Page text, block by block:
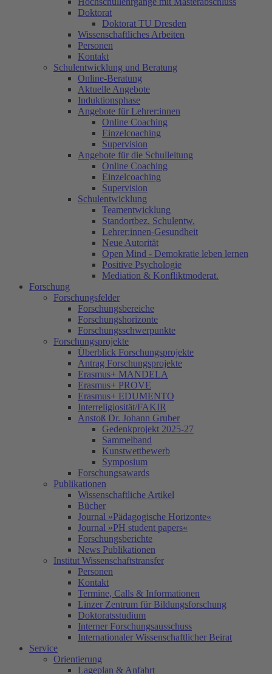
Doktorat
Doktorat TU Dresden
Wissenschaftliches Arbeiten
Personen
Kontakt
Schulentwicklung und Beratung
Online-Beratung
Aktuelle Angebote
Induktionsphase
Angebote für Lehrer:innen
Online Coaching
Einzelcoaching
Supervision
Angebote für die Schulleitung
Online Coaching
Einzelcoaching
Supervision
Schulentwicklung
Teamentwicklung
Standortbez. Schulentw.
Lehrer:innen-Gesundheit
Neue Autorität
Open Mind - Demokratie leben lernen
Positive Psychologie
Mediation & Konfliktmoderat.
Forschung
Forschungsfelder
Forschungsbereiche
Forschungshorizonte
Forschungsschwerpunkte
Forschungsprojekte
Überblick Forschungsprojekte
Antrag Forschungsprojekte
Erasmus+ MANDELA
Erasmus+ PROVE
Erasmus+ EDUMENTO
Interreligiosität/FAKIR
Anstoß Dr. Johann Gruber
Gedenkprojekt 2025-27
Sammelband
Kunstwettbewerb
Symposium
Forschungsawards
Publikationen
Wissenschaftliche Artikel
Bücher
Journal »Pädagogische Horizonte«
Journal »PH student papers«
Forschungsberichte
News Publikationen
Institut Wissenschaftstransfer
Personen
Kontakt
Termine, Calls & Informationen
Linzer Zentrum für Bildungsforschung
Doktoratsstudium
Interner Forschungsausschuss
Internationaler Wissenschaftlicher Beirat
Service
Orientierung
Lageplan & Anfahrt